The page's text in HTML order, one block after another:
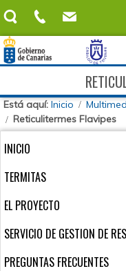
Está aquí: Inicio
Reticulitermes Flavipes
INICIO
TERMITAS
EL PROYECTO
SERVICIO DE GESTION DE
PREGUNTAS FRECUENTES